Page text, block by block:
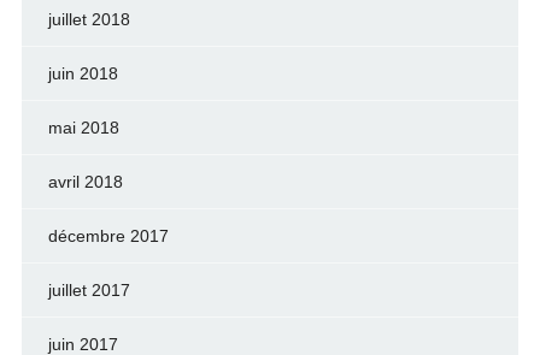
juillet 2018
juin 2018
mai 2018
avril 2018
décembre 2017
juillet 2017
juin 2017